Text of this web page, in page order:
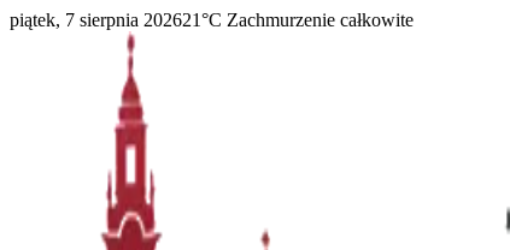
piątek, 7 sierpnia 202621°C Zachmurzenie całkowite